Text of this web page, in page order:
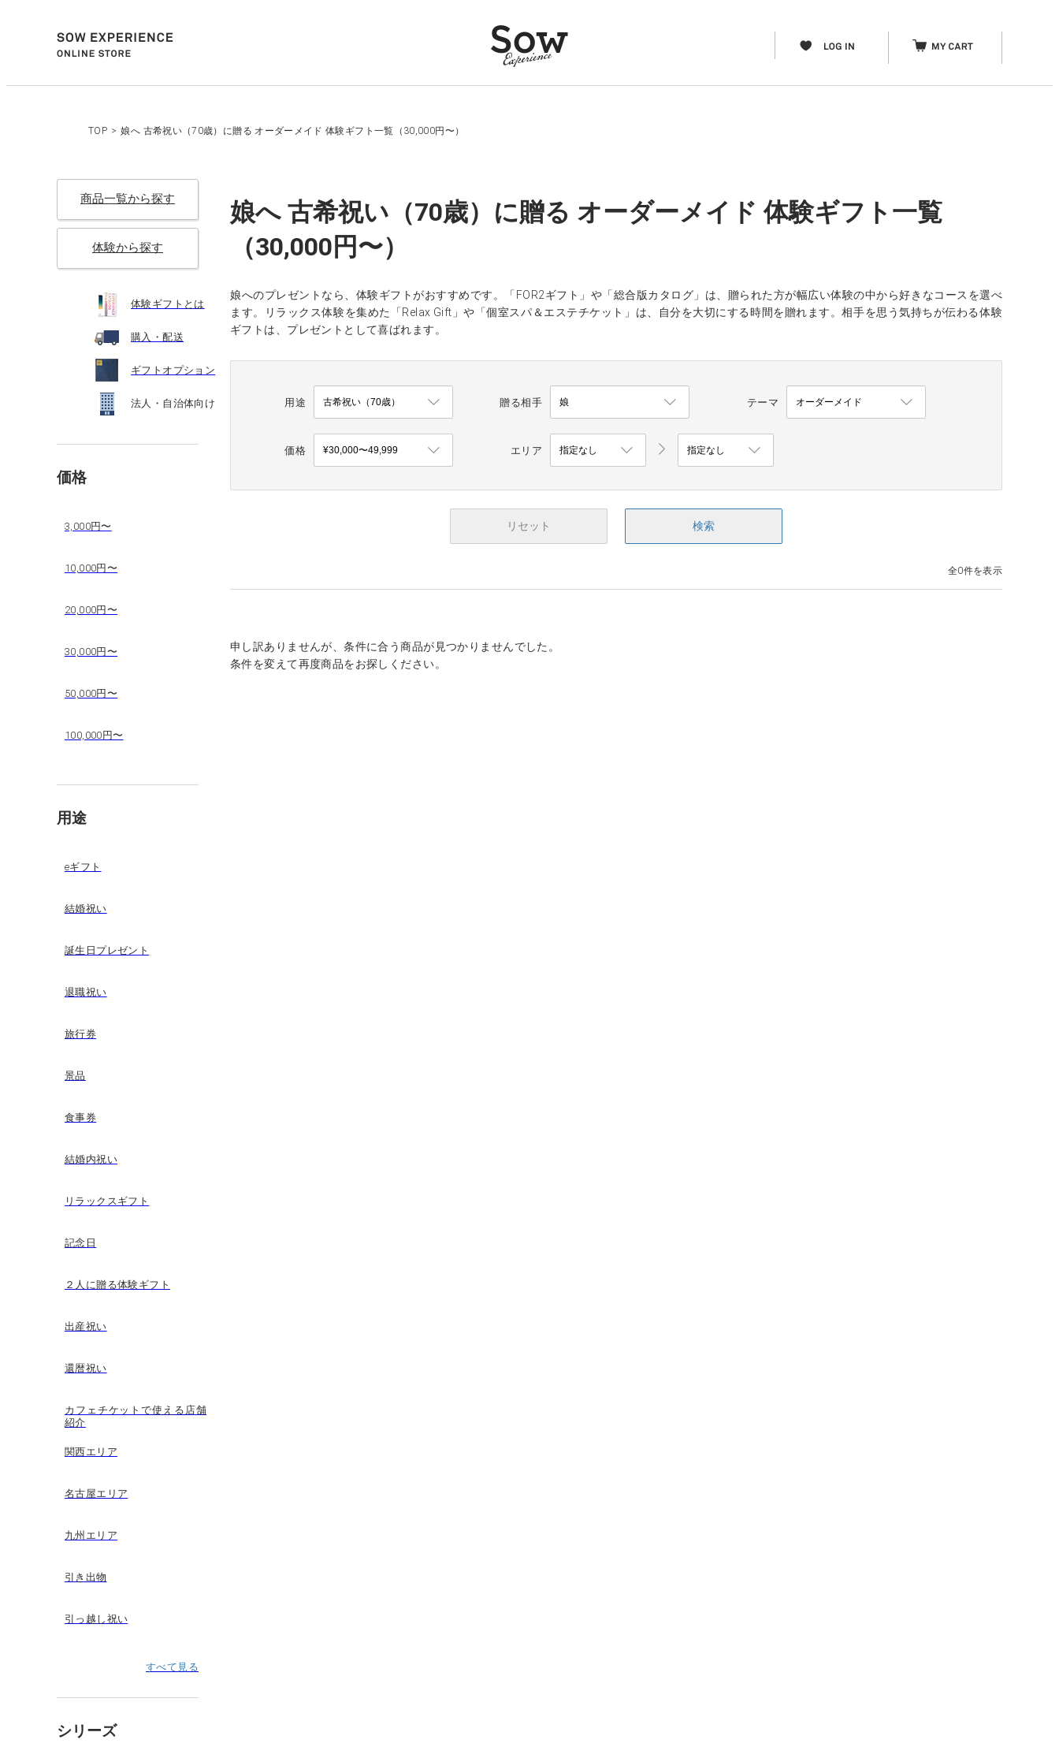
TOP > 娘へ 古希祝い（70歳）に贈る オーダーメイド 体験ギフト一覧（30,000円〜）
商品一覧から探す
体験から探す
体験ギフトとは
購入・配送
ギフトオプション
法人・自治体向け
価格
3,000円〜
10,000円〜
20,000円〜
30,000円〜
50,000円〜
100,000円〜
用途
eギフト
結婚祝い
誕生日プレゼント
退職祝い
旅行券
景品
食事券
結婚内祝い
リラックスギフト
記念日
２人に贈る体験ギフト
出産祝い
還暦祝い
カフェチケットで使える店舗
紹介
関西エリア
名古屋エリア
九州エリア
引き出物
引っ越し祝い
すべて見る
シリーズ
娘へ 古希祝い（70歳）に贈る オーダーメイド 体験ギフト一覧
（30,000円〜）
娘へのプレゼントなら、体験ギフトがおすすめです。「FOR2ギフト」や「総合版カタログ」は、贈られた方が幅広い体験の中から好きなコースを選べ
ます。リラックス体験を集めた「Relax Gift」や「個室スパ＆エステチケット」は、自分を大切にする時間を贈れます。相手を思う気持ちが伝わる体験
ギフトは、プレゼントとして喜ばれます。
用途 贈る相手 テーマ
価格 エリア
リセット 検索
全0件を表示
申し訳ありませんが、条件に合う商品が見つかりませんでした。
条件を変えて再度商品をお探しください。